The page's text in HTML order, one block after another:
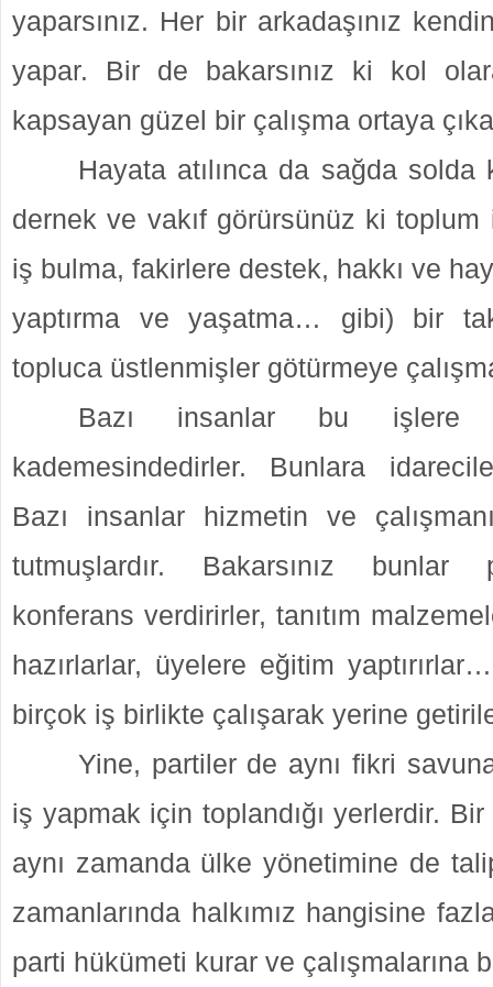
yaparsınız. Her bir arkadaşınız
yapar. Bir de bakarsınız ki kol
kapsayan güzel bir çalışma ortaya
Hayata atılınca da sağda solda
dernek ve vakıf görürsünüz ki
iş bulma, fakirlere destek, hakkı ve
yaptırma ve yaşatma… gibi) bir
topluca üstlenmişler götürmeye
Bazı insanlar bu işlere
kademesindedirler. Bunlara
Bazı insanlar hizmetin ve
tutmuşlardır. Bakarsınız bunlar
konferans verdirirler, tanıtım
hazırlarlar, üyelere eğitim
birçok iş birlikte çalışarak yerine
Yine, partiler de aynı fikri
iş yapmak için toplandığı yerlerdir.
aynı zamanda ülke yönetimine de
zamanlarında halkımız hangisine
parti hükümeti kurar ve çalışmalarına